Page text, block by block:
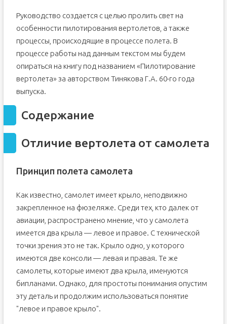
Руководство создается с целью пролить свет на
особенности пилотирования вертолетов, а также
процессы, происходящие в процессе полета. В
процессе работы над данным текстом мы будем
опираться на книгу под названием «Пилотирование
вертолета» за авторством Тинякова Г.А. 60-го года
выпуска.
Содержание
Отличие вертолета от самолета
Принцип полета самолета
Как известно, самолет имеет крыло, неподвижно
закрепленное на фюзеляже. Среди тех, кто далек от
авиации, распространено мнение, что у самолета
имеется два крыла — левое и правое. С технической
точки зрения это не так. Крыло одно, у которого
имеются две консоли — левая и правая. Те же
самолеты, которые имеют два крыла, именуются
бипланами. Однако, для простоты понимания опустим
эту деталь и продолжим использоваться понятие
"левое и правое крыло".